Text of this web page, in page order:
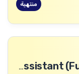
منتهية
IT Assistant (Full Stack Developer)